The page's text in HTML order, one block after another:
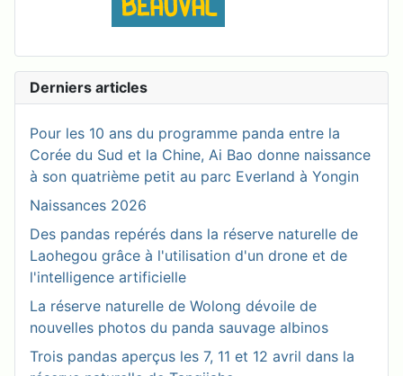
Derniers articles
Pour les 10 ans du programme panda entre la
Corée du Sud et la Chine, Ai Bao donne naissance
à son quatrième petit au parc Everland à Yongin
Naissances 2026
Des pandas repérés dans la réserve naturelle de
Laohegou grâce à l'utilisation d'un drone et de
l'intelligence artificielle
La réserve naturelle de Wolong dévoile de
nouvelles photos du panda sauvage albinos
Trois pandas aperçus les 7, 11 et 12 avril dans la